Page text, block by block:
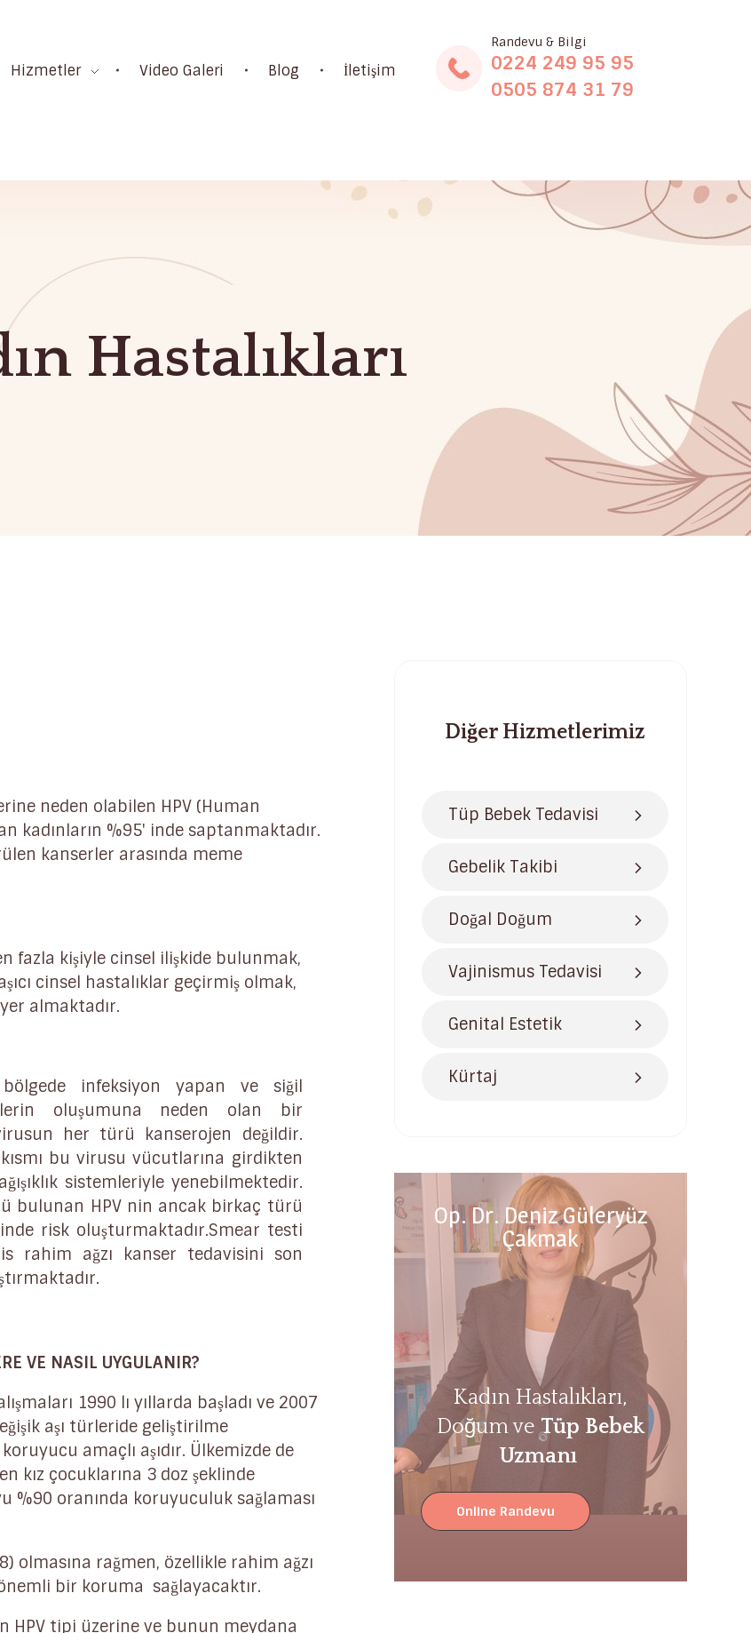
Hizmetler Video Galeri Blog İletişim
Randevu & Bilgi
0224 249 95 95
0505 874 31 79
Hastalıkları
neden olabilen HPV (Human
kadınların %95' inde saptanmaktadır.
kanserler arasında meme
fazla kişiyle cinsel ilişkide bulunmak,
cinsel hastalıklar geçirmiş olmak,
almaktadır.
infeksiyon yapan ve siğil
oluşumuna neden olan bir
her türü kanserojen değildir.
bu virusu vücutlarına girdikten
sistemleriyle yenebilmektedir.
bulunan HPV nin ancak birkaç türü
risk oluşturmaktadır.Smear testi
rahim ağzı kanser tedavisini son
VE NASIL UYGULANIR?
1990 lı yıllarda başladı ve 2007
aşı türleride geliştirilme
amaçlı aşıdır. Ülkemizde de
kız çocuklarına 3 doz şeklinde
%90 oranında koruyuculuk sağlaması
olmasına rağmen, özellikle rahim ağzı
bir koruma sağlayacaktır.
HPV tipi üzerine ve bunun meydana
Diğer Hizmetlerimiz
Tüp Bebek Tedavisi
Gebelik Takibi
Doğal Doğum
Vajinismus Tedavisi
Genital Estetik
Kürtaj
Op. Dr. Deniz Güleryüz
Çakmak
Kadın Hastalıkları,
Doğum veTüp Bebek
Uzmanı
Online Randevu